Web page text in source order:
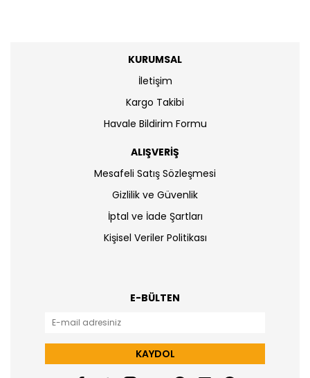
KURUMSAL
İletişim
Kargo Takibi
Havale Bildirim Formu
ALIŞVERİŞ
Mesafeli Satış Sözleşmesi
Gizlilik ve Güvenlik
İptal ve İade Şartları
Kişisel Veriler Politikası
E-BÜLTEN
KAYDOL